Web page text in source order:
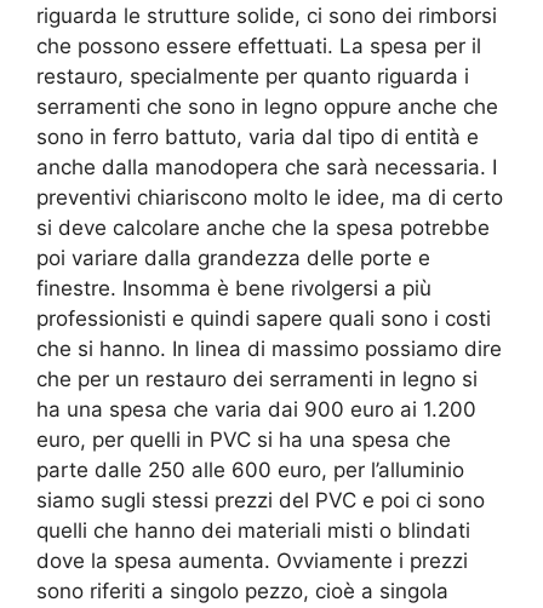
riguarda le strutture solide, ci sono dei rimborsi
che possono essere effettuati. La spesa per il
restauro, specialmente per quanto riguarda i
serramenti che sono in legno oppure anche che
sono in ferro battuto, varia dal tipo di entità e
anche dalla manodopera che sarà necessaria. I
preventivi chiariscono molto le idee, ma di certo
si deve calcolare anche che la spesa potrebbe
poi variare dalla grandezza delle porte e
finestre. Insomma è bene rivolgersi a più
professionisti e quindi sapere quali sono i costi
che si hanno. In linea di massimo possiamo dire
che per un restauro dei serramenti in legno si
ha una spesa che varia dai 900 euro ai 1.200
euro, per quelli in PVC si ha una spesa che
parte dalle 250 alle 600 euro, per l’alluminio
siamo sugli stessi prezzi del PVC e poi ci sono
quelli che hanno dei materiali misti o blindati
dove la spesa aumenta. Ovviamente i prezzi
sono riferiti a singolo pezzo, cioè a singola